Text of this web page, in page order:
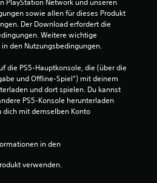
S
t
r
n
sowie allen für dieses Produkt
Der Download erfordert die
Weitere wichtige
den Nutzungsbedingungen.
die PS5-Hauptkonsole, die (über die
und Offline-Spiel“) mit deinem
und dort spielen. Du kannst
PS5-Konsole herunterladen
mit demselben Konto
in den
verwenden.